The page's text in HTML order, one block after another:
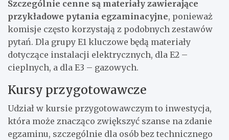
Szczególnie cenne są materiały zawierające
przykładowe pytania egzaminacyjne, ponieważ
komisje często korzystają z podobnych zestawów
pytań. Dla grupy E1 kluczowe będą materiały
dotyczące instalacji elektrycznych, dla E2 –
cieplnych, a dla E3 – gazowych.
Kursy przygotowawcze
Udział w kursie przygotowawczym to inwestycja,
która może znacząco zwiększyć szanse na zdanie
egzaminu, szczególnie dla osób bez technicznego